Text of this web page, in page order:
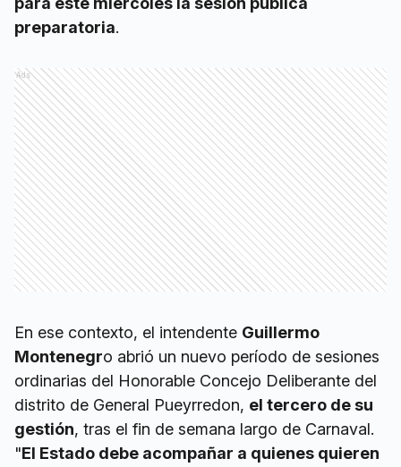
preparatoria.
Ads
En ese contexto, el intendente Guillermo
Montenegro abrió un nuevo período de sesiones
ordinarias del Honorable Concejo Deliberante del
distrito de General Pueyrredon, el tercero de su
gestión, tras el fin de semana largo de Carnaval.
"El Estado debe acompañar a quienes quieren